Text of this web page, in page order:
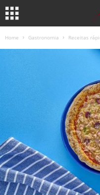
Home Gastronomia Receitas